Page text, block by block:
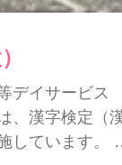
デイサービス
、漢字検定（漢